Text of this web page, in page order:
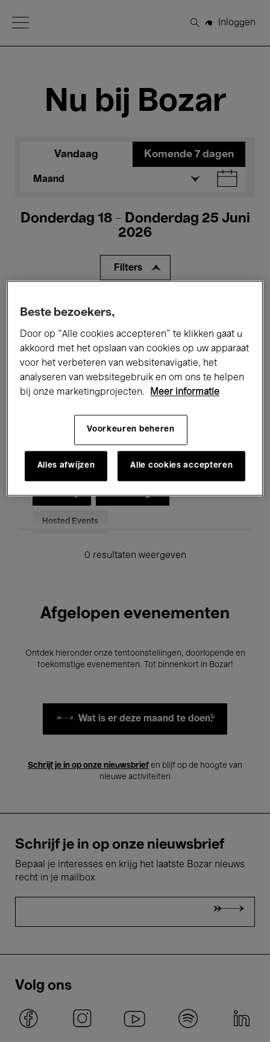
Open Menu
Zoeken
Inloggen
Nu bij Bozar
Vandaag Komende 7 dagen
Maand
Donderdag 18 - Donderdag 25 Juni
2026
Filters
Alle evenementen
Tentoonstellingen Films
Performances Lezingen & Debatten
Jazz Klassieke Muziek Global Music
Elektronische Muziek
Voor iedereen Kids’ Palace
Onderwijs Rondleidingen
Hosted Events
0 resultaten weergeven
Afgelopen evenementen
Ontdek hieronder onze tentoonstellingen, doorlopende en
toekomstige evenementen. Tot binnenkort in Bozar!
Wat is er deze maand te doen?
Schrijf je in op onze nieuwsbrief en blijf op de hoogte van
nieuwe activiteiten
Schrijf je in op onze nieuwsbrief
Bepaal je interesses en krijg het laatste Bozar nieuws
recht in je mailbox
Volg ons
Beste bezoekers,
Door op “Alle cookies accepteren” te klikken gaat u
akkoord met het opslaan van cookies op uw apparaat
voor het verbeteren van websitenavigatie, het
analyseren van websitegebruik en om ons te helpen
bij onze marketingprojecten.
Meer informatie
Voorkeuren beheren
Alles afwijzen Alle cookies accepteren